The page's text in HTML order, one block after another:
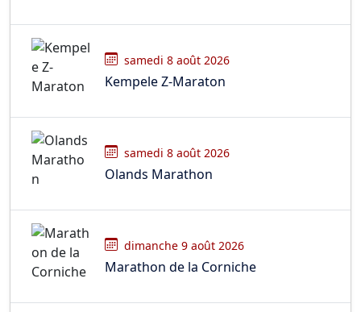
samedi 8 août 2026
Kempele Z-Maraton
samedi 8 août 2026
Olands Marathon
dimanche 9 août 2026
Marathon de la Corniche